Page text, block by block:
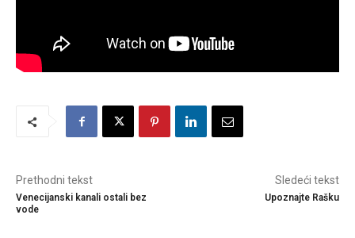
Prethodni tekst
Venecijanski kanali ostali bez
vode
Sledeći tekst
Upoznajte Rašku